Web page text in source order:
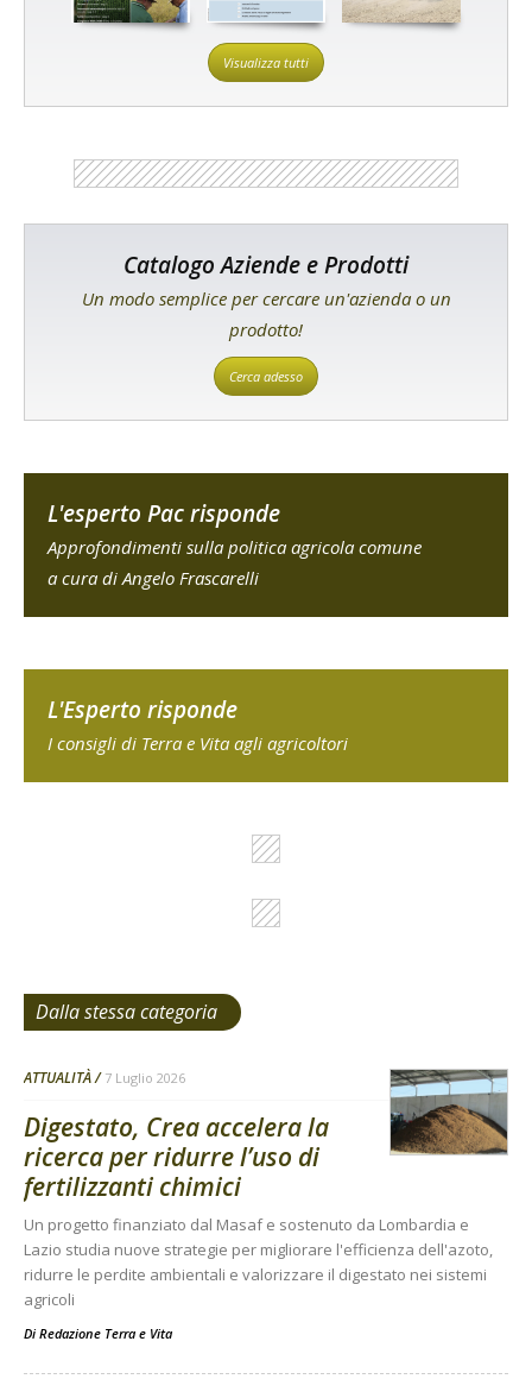
Visualizza tutti
Catalogo Aziende e Prodotti
Un modo semplice per cercare un'azienda o un
prodotto!
Cerca adesso
L'esperto Pac risponde
Approfondimenti sulla politica agricola comune
a cura di Angelo Frascarelli
L'Esperto risponde
I consigli di Terra e Vita agli agricoltori
Dalla stessa categoria
ATTUALITÀ 7 Luglio 2026
Digestato, Crea accelera la
ricerca per ridurre l’uso di
fertilizzanti chimici
Un progetto finanziato dal Masaf e sostenuto da Lombardia e
Lazio studia nuove strategie per migliorare l'efficienza dell'azoto,
ridurre le perdite ambientali e valorizzare il digestato nei sistemi
agricoli
Di Redazione Terra e Vita